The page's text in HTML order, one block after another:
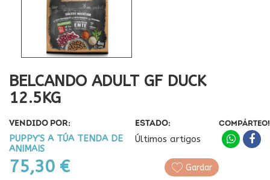
BELCANDO ADULT GF DUCK
12.5KG
VENDIDO POR:
PUPPY'S A TÚA TENDA DE
ANIMAIS
ESTADO:
Últimos artigos
75,30 €
COMPÁRTEO!
Gardar